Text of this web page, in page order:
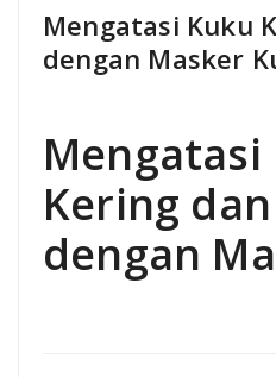
Mengatasi Kuku
dengan Masker
Mengatasi
Kering
dengan